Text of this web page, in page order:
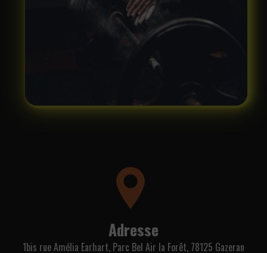
Adresse
1bis rue Amélia Earhart, Parc Bel Air la Forêt, 78125 Gazeran